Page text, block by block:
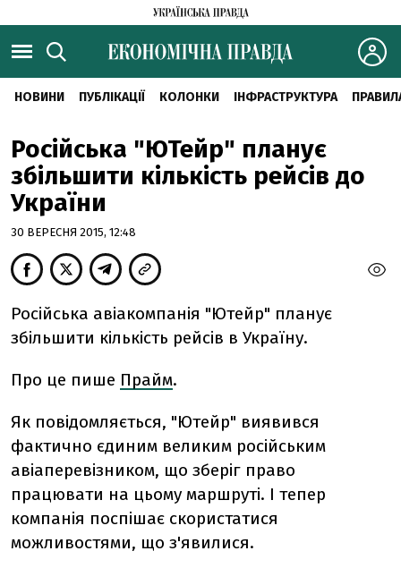
НОВИНИ ПУБЛІКАЦІЇ КОЛОНКИ ІНФРАСТРУКТУРА
Російська "ЮТейр" планує
збільшити кількість рейсів до
України
30 ВЕРЕСНЯ 2015, 12:48
Російська авіакомпанія "Ютейр" планує
збільшити кількість рейсів в Україну.
Про це пише Прайм.
Як повідомляється, "Ютейр" виявився
фактично єдиним великим російським
авіаперевізником, що зберіг право
працювати на цьому маршруті. І тепер
компанія поспішає скористатися
можливостями, що з'явилися.